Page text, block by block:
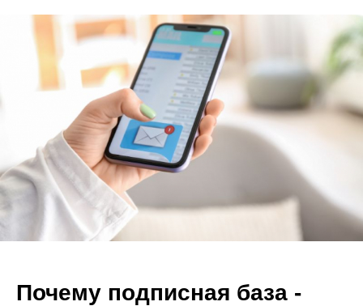
Почему подписная база -